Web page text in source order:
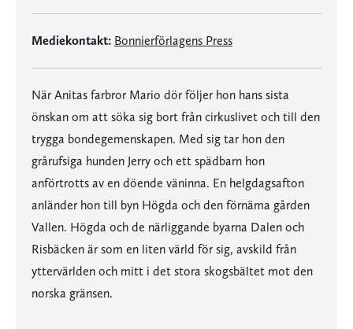
Mediekontakt: Bonnierförlagens Press
När Anitas farbror Mario dör följer hon hans sista
önskan om att söka sig bort från cirkuslivet och till den
trygga bondegemenskapen. Med sig tar hon den
grårufsiga hunden Jerry och ett spädbarn hon
anförtrotts av en döende väninna. En helgdagsafton
anländer hon till byn Högda och den förnäma gården
Vallen. Högda och de närliggande byarna Dalen och
Risbäcken är som en liten värld för sig, avskild från
yttervärlden och mitt i det stora skogsbältet mot den
norska gränsen.